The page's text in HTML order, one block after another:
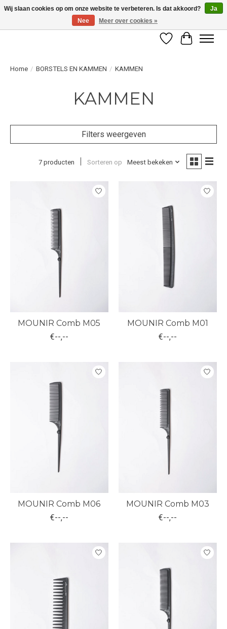
LET OP! ALLEEN BESCHIKBAAR VOOR GEVERIFIEERDE PROFESSIONALS
Verlanglijst
Home / BORSTELS EN KAMMEN / KAMMEN
KAMMEN
Filters weergeven
7 producten Sorteren op Meest bekeken
MOUNIR Comb M05
€--,--
MOUNIR Comb M01
€--,--
MOUNIR Comb M06
€--,--
MOUNIR Comb M03
€--,--
Wij slaan cookies op om onze website te verbeteren. Is dat akkoord?
Ja
Nee
Meer over cookies »